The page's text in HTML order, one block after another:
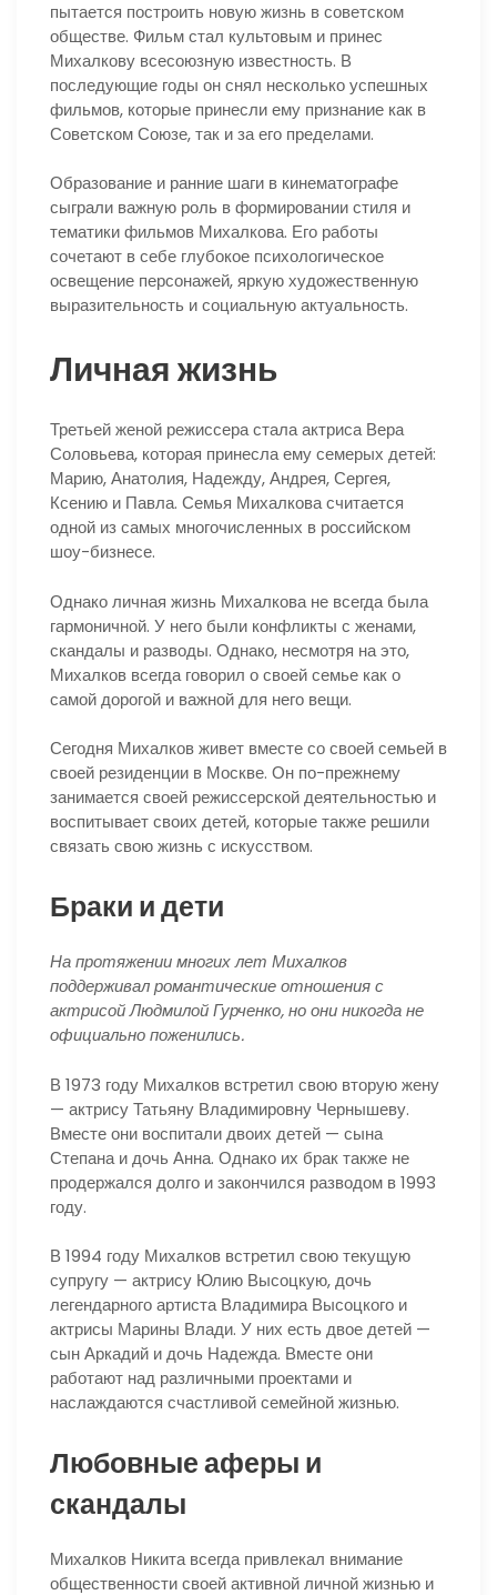
пытается построить новую жизнь в советском
обществе. Фильм стал культовым и принес
Михалкову всесоюзную известность. В
последующие годы он снял несколько успешных
фильмов, которые принесли ему признание как в
Советском Союзе, так и за его пределами.
Образование и ранние шаги в кинематографе
сыграли важную роль в формировании стиля и
тематики фильмов Михалкова. Его работы
сочетают в себе глубокое психологическое
освещение персонажей, яркую художественную
выразительность и социальную актуальность.
Личная жизнь
Третьей женой режиссера стала актриса Вера
Соловьева, которая принесла ему семерых детей:
Марию, Анатолия, Надежду, Андрея, Сергея,
Ксению и Павла. Семья Михалкова считается
одной из самых многочисленных в российском
шоу-бизнесе.
Однако личная жизнь Михалкова не всегда была
гармоничной. У него были конфликты с женами,
скандалы и разводы. Однако, несмотря на это,
Михалков всегда говорил о своей семье как о
самой дорогой и важной для него вещи.
Сегодня Михалков живет вместе со своей семьей в
своей резиденции в Москве. Он по-прежнему
занимается своей режиссерской деятельностью и
воспитывает своих детей, которые также решили
связать свою жизнь с искусством.
Браки и дети
На протяжении многих лет Михалков
поддерживал романтические отношения с
актрисой Людмилой Гурченко, но они никогда не
официально поженились.
В 1973 году Михалков встретил свою вторую жену
— актрису Татьяну Владимировну Чернышеву.
Вместе они воспитали двоих детей — сына
Степана и дочь Анна. Однако их брак также не
продержался долго и закончился разводом в 1993
году.
В 1994 году Михалков встретил свою текущую
супругу — актрису Юлию Высоцкую, дочь
легендарного артиста Владимира Высоцкого и
актрисы Марины Влади. У них есть двое детей —
сын Аркадий и дочь Надежда. Вместе они
работают над различными проектами и
наслаждаются счастливой семейной жизнью.
Любовные аферы и
скандалы
Михалков Никита всегда привлекал внимание
общественности своей активной личной жизнью и